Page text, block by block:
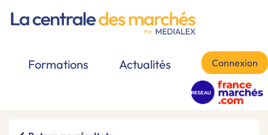
Formations Actualités Connexion